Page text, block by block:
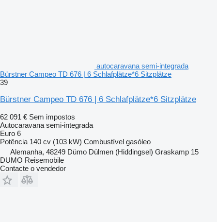
autocaravana semi-integrada
Bürstner Campeo TD 676 | 6 Schlafplätze*6 Sitzplätze
39
Bürstner Campeo TD 676 | 6 Schlafplätze*6 Sitzplätze
62 091 € Sem impostos
Autocaravana semi-integrada
Euro 6
Potência 140 cv (103 kW) Combustível gasóleo
Alemanha, 48249 Dümo Dülmen (Hiddingsel) Graskamp 15
DUMO Reisemobile
Contacte o vendedor